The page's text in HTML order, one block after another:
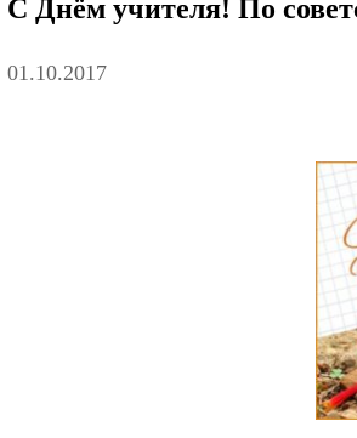
С Днём учителя! По
01.10.2017